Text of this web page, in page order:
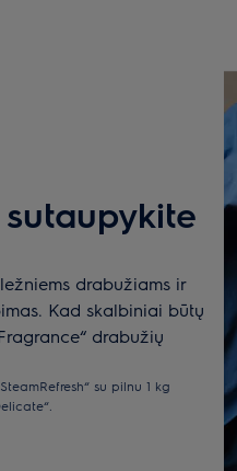
drabužiams ir
Kad skalbiniai būtų
drabužių
su pilnu 1 kg